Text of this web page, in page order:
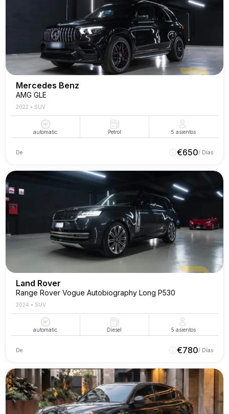
Mercedes Benz
AMG GLE
2022 • SUV
automatic Petrol 5 asientos
De €650/ Días
Land Rover
Range Rover Vogue Autobiography Long P530
2024 • SUV
automatic Diesel 5 asientos
De €780/ Días